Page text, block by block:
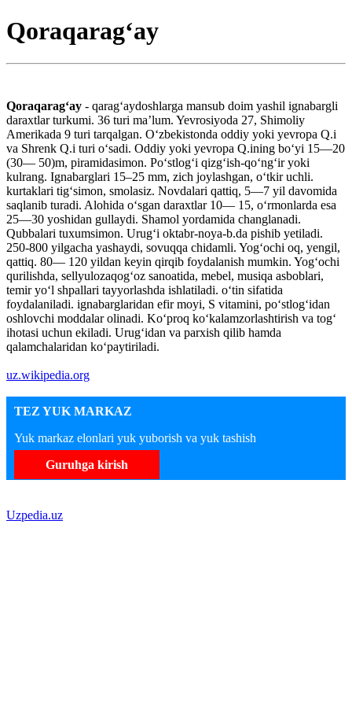
Qoraqaragʻay
Qoraqaragʻay - qaragʻaydoshlarga mansub doim yashil ignabargli
daraxtlar turkumi. 36 turi maʼlum. Yevrosiyoda 27, Shimoliy
Amerikada 9 turi tarqalgan. Oʻzbekistonda oddiy yoki yevropa Q.i
va Shrenk Q.i turi oʻsadi. Oddiy yoki yevropa Q.ining boʻyi 15—20
(30— 50)m, piramidasimon. Poʻstlogʻi qizgʻish-qoʻngʻir yoki
kulrang. Ignabarglari 15–25 mm, zich joylashgan, oʻtkir uchli.
kurtaklari tigʻsimon, smolasiz. Novdalari qattiq, 5—7 yil davomida
saqlanib turadi. Alohida oʻsgan daraxtlar 10— 15, oʻrmonlarda esa
25—30 yoshidan gullaydi. Shamol yordamida changlanadi.
Qubbalari tuxumsimon. Urugʻi oktabr-noya-b.da pishib yetiladi.
250-800 yilgacha yashaydi, sovuqqa chidamli. Yogʻochi oq, yengil,
qattiq. 80— 120 yildan keyin qirqib foydalanish mumkin. Yogʻochi
qurilishda, sellyulozaqogʻoz sanoatida, mebel, musiqa asboblari,
temir yoʻl shpallari tayyorlashda ishlatiladi. oʻtin sifatida
foydalaniladi. ignabarglaridan efir moyi, S vitamini, poʻstlogʻidan
oshlovchi moddalar olinadi. Koʻproq koʻkalamzorlashtirish va togʻ
ihotasi uchun ekiladi. Urugʻidan va parxish qilib hamda
qalamchalaridan koʻpaytiriladi.
uz.wikipedia.org
TEZ YUK MARKAZ
Yuk markaz elonlari yuk yuborish va yuk tashish
Guruhga kirish
Uzpedia.uz